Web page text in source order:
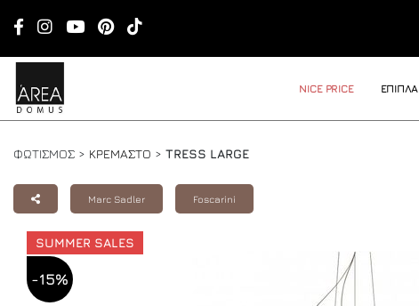
NICE PRICE ΕΠΙΠΛΑ
ΦΩΤΙΣΜΟΣ > ΚΡΕΜΑΣΤΟ > TRESS LARGE
Marc Sadler Foscarini
SUMMER SALES
-15%